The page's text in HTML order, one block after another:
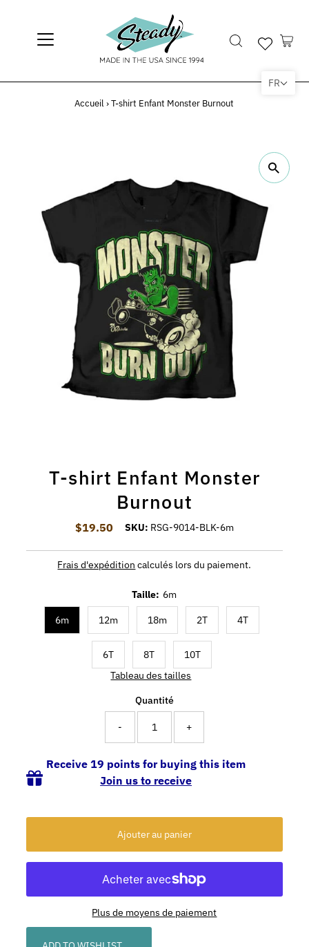
Accueil › T-shirt Enfant Monster Burnout
T-shirt Enfant Monster
Burnout
Prix ordinaire
$19.50 SKU: RSG-9014-BLK-6m
Frais d'expédition calculés lors du paiement.
Taille: 6m
6m 12m 18m 2T 4T
6T 8T
10T
Tableau des tailles
Quantité
- +
Receive 19 points for buying this item
Join us to receive
Plus de moyens de paiement
FR